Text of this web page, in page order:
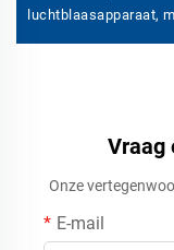
luchtblaasapparaat,
Vraag
Onze
E-mail